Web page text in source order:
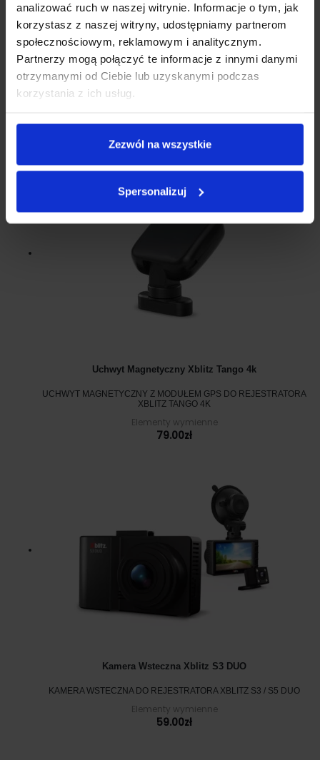
analizować ruch w naszej witrynie. Informacje o tym, jak
korzystasz z naszej witryny, udostępniamy partnerom
społecznościowym, reklamowym i analitycznym.
Partnerzy mogą połączyć te informacje z innymi danymi
otrzymanymi od Ciebie lub uzyskanymi podczas
korzystania z ich usług.
Zezwól na wszystkie
Spersonalizuj
Filtr HEPA Do Dmuchawy/odkurzacza
Dmuchawy / Odkurzacze
19.00zł
Uchwyt Magnetyczny Xblitz Tango 4k
UCHWYT MAGNETYCZNY Z MODUŁEM GPS DO REJESTRATORA
XBLITZ TANGO 4K
Elementy wymienne
79.00zł
Kamera Wsteczna Xblitz S3 DUO
KAMERA WSTECZNA DO REJESTRATORA XBLITZ S3 / S5 DUO
Elementy wymienne
59.00zł